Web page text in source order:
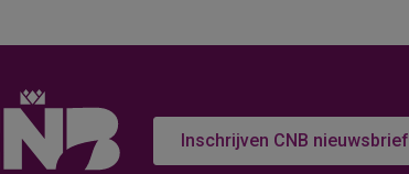
Inschrijven CNB nieuwsbrief